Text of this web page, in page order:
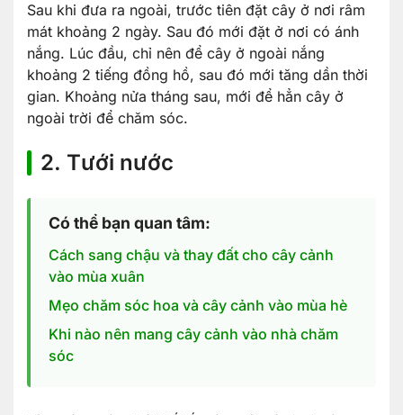
Sau khi đưa ra ngoài, trước tiên đặt cây ở nơi râm
mát khoảng 2 ngày. Sau đó mới đặt ở nơi có ánh
nắng. Lúc đầu, chỉ nên để cây ở ngoài nắng
khoảng 2 tiếng đồng hồ, sau đó mới tăng dần thời
gian. Khoảng nửa tháng sau, mới để hẳn cây ở
ngoài trời để chăm sóc.
2. Tưới nước
Có thể bạn quan tâm:
Cách sang chậu và thay đất cho cây cảnh
vào mùa xuân
Mẹo chăm sóc hoa và cây cảnh vào mùa hè
Khi nào nên mang cây cảnh vào nhà chăm
sóc